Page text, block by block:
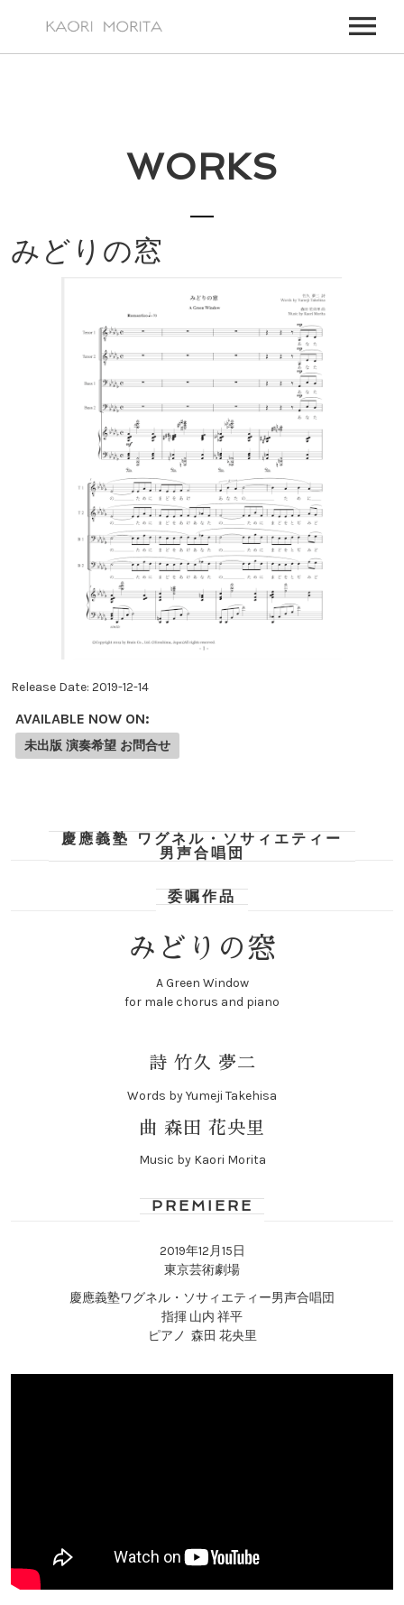
WORKS
FOR TV, FILM MUSIC,
PAST EVENTS
ALL EVENTS
CONTACT
CONTACT – JAPANESE
CONTACT – ENGLISH
WORKS
みどりの窓
Release Date: 2019-12-14
AVAILABLE NOW ON:
未出版 演奏希望 お問合せ
慶應義塾 ワグネル・ソサィエティー
男声合唱団
委嘱作品
みどりの窓
A Green Window
for male chorus and piano
詩 竹久 夢二
Words by Yumeji Takehisa
曲 森田 花央里
Music by Kaori Morita
PREMIERE
2019年12月15日
東京芸術劇場
慶應義塾ワグネル・ソサィエティー男声合唱団
指揮 山内 祥平
ピアノ 森田 花央里